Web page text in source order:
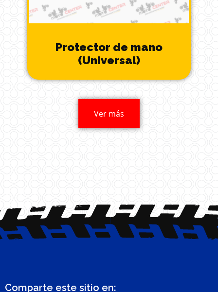
Protector de mano
(Universal)
Ver más
Comparte este sitio en: